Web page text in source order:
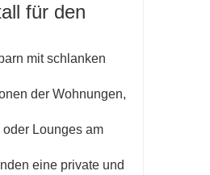
für den
mit schlanken
der Wohnungen,
Lounges am
eine private und